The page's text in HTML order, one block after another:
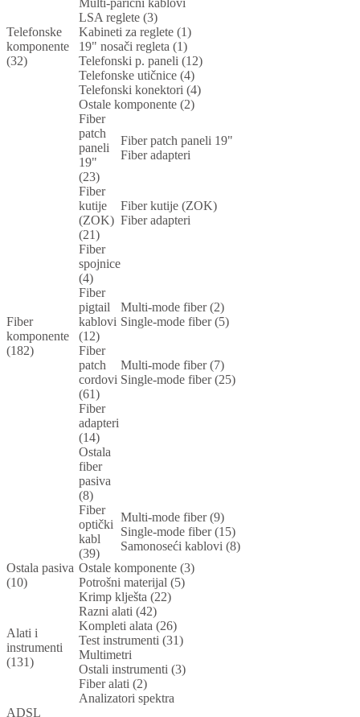
Telefonske
komponente
(32)
Multi-parični kablovi
LSA reglete (3)
Kabineti za reglete (1)
19" nosači regleta (1)
Telefonski p. paneli (12)
Telefonske utičnice (4)
Telefonski konektori (4)
Ostale komponente (2)
Fiber
komponente
(182)
Fiber
patch
paneli
19"
(23)
Fiber patch paneli 19"
Fiber adapteri
Fiber
kutije
(ZOK)
(21)
Fiber kutije (ZOK)
Fiber adapteri
Fiber
spojnice
(4)
Fiber
pigtail
kablovi
(12)
Multi-mode fiber (2)
Single-mode fiber (5)
Fiber
patch
cordovi
(61)
Multi-mode fiber (7)
Single-mode fiber (25)
Fiber
adapteri
(14)
Ostala
fiber
pasiva
(8)
Fiber
optički
kabl
(39)
Multi-mode fiber (9)
Single-mode fiber (15)
Samonoseći kablovi (8)
Ostala pasiva
(10)
Ostale komponente (3)
Potrošni materijal (5)
Alati i
instrumenti
(131)
Krimp klješta (22)
Razni alati (42)
Kompleti alata (26)
Test instrumenti (31)
Multimetri
Ostali instrumenti (3)
Fiber alati (2)
Analizatori spektra
ADSL